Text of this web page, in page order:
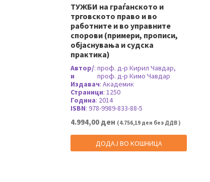
ТУЖБИ на граѓанското и
трговското право и во
работните и во управните
спорови (примери, прописи,
објаснувања и судска
практика)
Автор/
и
:проф. д-р Кирил Чавдар,
проф. д-р Кимо Чавдар
Издавач:Академик
Страници: 1250
Година: 2014
ISBN:978-9989-833-88-5
4.994,00 ден (4.756,19 ден без ДДВ )
ДОДАЈ ВО КОШНИЦА